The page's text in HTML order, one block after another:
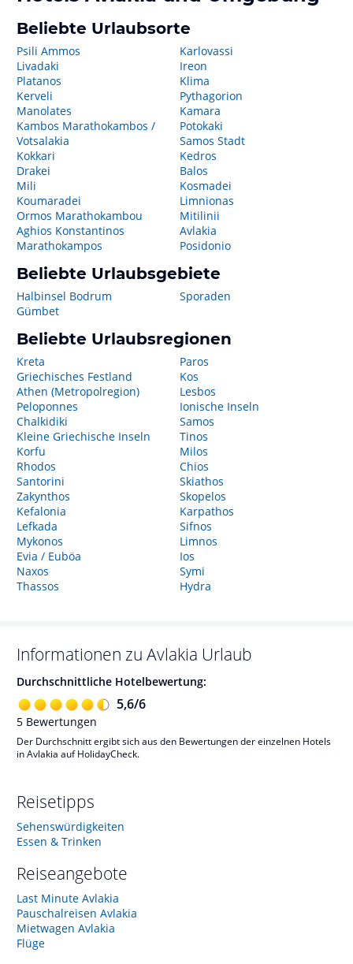
Beliebte Urlaubsorte
Psili Ammos
Livadaki
Platanos
Kerveli
Manolates
Kambos Marathokambos /
Votsalakia
Kokkari
Drakei
Mili
Koumaradei
Ormos Marathokambou
Aghios Konstantinos
Marathokampos
Karlovassi
Ireon
Klima
Pythagorion
Kamara
Potokaki
Samos Stadt
Kedros
Balos
Kosmadei
Limnionas
Mitilinii
Avlakia
Posidonio
Beliebte Urlaubsgebiete
Halbinsel Bodrum
Gümbet
Sporaden
Beliebte Urlaubsregionen
Kreta
Griechisches Festland
Athen (Metropolregion)
Peloponnes
Chalkidiki
Kleine Griechische Inseln
Korfu
Rhodos
Santorini
Zakynthos
Kefalonia
Lefkada
Mykonos
Evia / Euböa
Naxos
Thassos
Paros
Kos
Lesbos
Ionische Inseln
Samos
Tinos
Milos
Chios
Skiathos
Skopelos
Karpathos
Sifnos
Limnos
Ios
Symi
Hydra
Informationen zu Avlakia Urlaub
Durchschnittliche Hotelbewertung:
5,6/6
5 Bewertungen
Der Durchschnitt ergibt sich aus den Bewertungen der einzelnen Hotels
in Avlakia auf HolidayCheck.
Reisetipps
Sehenswürdigkeiten
Essen & Trinken
Reiseangebote
Last Minute Avlakia
Pauschalreisen Avlakia
Mietwagen Avlakia
Flüge